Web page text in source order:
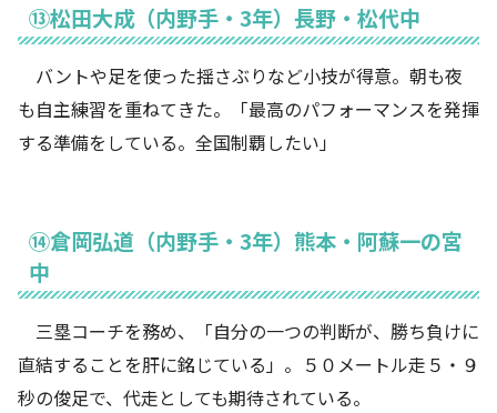
⑬松田大成（内野手・3年）長野・松代中
バントや足を使った揺さぶりなど小技が得意。朝も夜
も自主練習を重ねてきた。「最高のパフォーマンスを発揮
する準備をしている。全国制覇したい」
⑭倉岡弘道（内野手・3年）熊本・阿蘇一の宮
中
三塁コーチを務め、「自分の一つの判断が、勝ち負けに
直結することを肝に銘じている」。５０メートル走５・９
秒の俊足で、代走としても期待されている。